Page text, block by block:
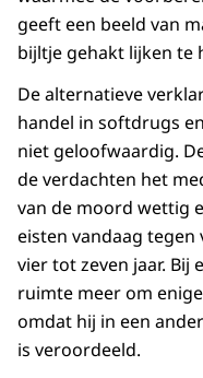
geeft een beeld van
bijltje gehakt lijken te
De alternatieve
handel in softdrugs
niet geloofwaardig.
de verdachten het
van de moord wettig
eisten vandaag
vier tot zeven jaar. Bij
ruimte meer om
omdat hij in een
is veroordeeld.